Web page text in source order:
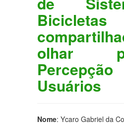
Bicicletas
olhar
Usuários
Nome: Ycaro Gabriel da